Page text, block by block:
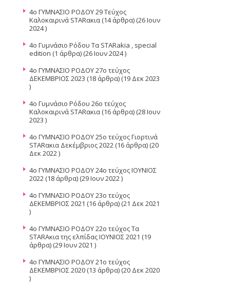
4o ΓΥΜΝΑΣΙΟ ΡΟΔΟΥ 29 Τεύχος
Καλοκαιρινά STARακια (14 άρθρα) (26 Ιουν
2024 )
4ο Γυμνάσιο Ρόδου Τα STARakia , special
edition (1 άρθρα) (26 Ιουν 2024 )
4o ΓΥΜΝΑΣΙΟ ΡΟΔΟΥ 27ο τεύχος
ΔΕΚΕΜΒΡΙΟΣ 2023 (18 άρθρα) (19 Δεκ 2023
)
4o Γυμνάσιο Ρόδου 26ο τεύχος
Καλοκαιρινά STARακια (16 άρθρα) (28 Ιουν
2023 )
4o ΓΥΜΝΑΣΙΟ ΡΟΔΟΥ 25o τεύχος Γιορτινά
STARακια Δεκέμβριος 2022 (16 άρθρα) (20
Δεκ 2022 )
4o ΓΥΜΝΑΣΙΟ ΡΟΔΟΥ 24ο τεύχος ΙΟΥΝΙΟΣ
2022 (18 άρθρα) (29 Ιουν 2022 )
4o ΓΥΜΝΑΣΙΟ ΡΟΔΟΥ 23ο τεύχος
ΔΕΚΕΜΒΡΙΟΣ 2021 (16 άρθρα) (21 Δεκ 2021
)
4ο ΓΥΜΝΑΣΙΟ ΡΟΔΟΥ 22ο τεύχος Τα
STARAκια της ελπίδας ΙΟΥΝΙΟΣ 2021 (19
άρθρα) (29 Ιουν 2021 )
4ο ΓΥΜΝΑΣΙΟ ΡΟΔΟΥ 21ο τεύχος
ΔΕΚΕΜΒΡΙΟΣ 2020 (13 άρθρα) (20 Δεκ 2020
)